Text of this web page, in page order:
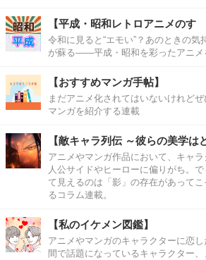
【平成・昭和レトロアニメのすゝ
令和に見ると“エモい”？あのときの
が蘇る――平成・昭和を彩ったアニメ
【おすすめマンガ手帖】
まだアニメ化されてはいないけれど
マンガを紹介する連載
【敵キャラ列伝 ～彼らの美学は
アニメやマンガ作品において、キャ
人公サイドやヒーローに偏りがち。
て見えるのは「影」の存在があって
るコラム連載。
【私のイケメン図鑑】
アニメやマンガのキャラクターに恋
間で話題になっているキャラクター